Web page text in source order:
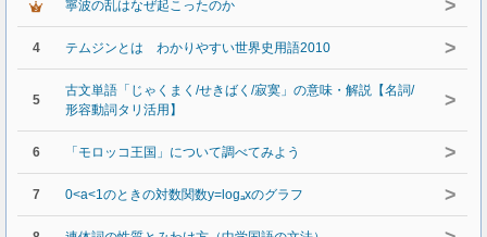
寧波の乱はなぜ起こったのか >
4 テムジンとは わかりやすい世界史用語2010 >
5
古文単語「じゃくまく/せきばく/寂寞」の意味・解説【名詞/
形容動詞タリ活用】
>
6 「モロッコ王国」について調べてみよう >
7 0<a<1のときの対数関数y=logₐxのグラフ >